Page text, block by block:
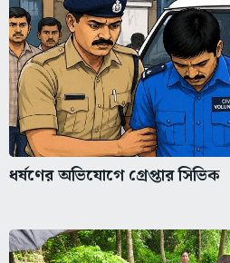
ধর্ষণের অভিযোগে গ্রেপ্তার সিভিক